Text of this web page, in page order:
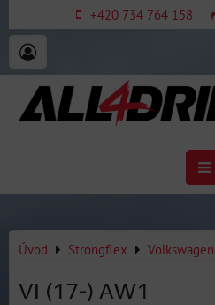
+420 734 764 158
Úvod Strongflex Volkswagen
VI (17-) AW1